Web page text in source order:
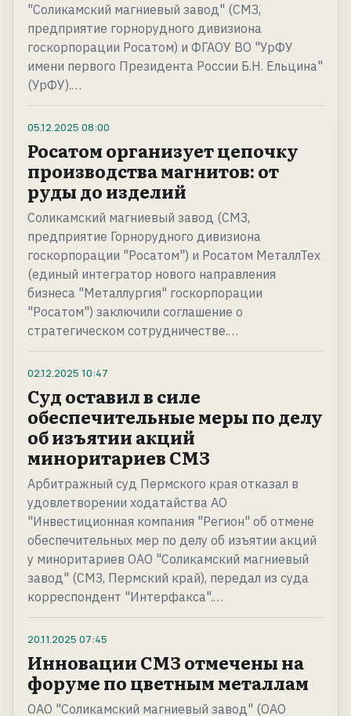
"Соликамский магниевый завод" (СМЗ,
предприятие горнорудного дивизиона
госкорпорации Росатом) и ФГАОУ ВО "УрФУ
имени первого Президента России Б.Н. Ельцина"
(УрФУ).…
05.12.2025 08:00
Росатом организует цепочку
производства магнитов: от
руды до изделий
Соликамский магниевый завод (СМЗ,
предприятие Горнорудного дивизиона
госкорпорации "Росатом") и Росатом МеталлТех
(единый интегратор нового направления
бизнеса "Металлургия" госкорпорации
"Росатом") заключили соглашение о
стратегическом сотрудничестве.…
02.12.2025 10:47
Суд оставил в силе
обеспечительные меры по делу
об изъятии акций
миноритариев СМЗ
Арбитражный суд Пермского края отказал в
удовлетворении ходатайства АО
"Инвестиционная компания "Регион" об отмене
обеспечительных мер по делу об изъятии акций
у миноритариев ОАО "Соликамский магниевый
завод" (СМЗ, Пермский край), передал из суда
корреспондент "Интерфакса".…
20.11.2025 07:45
Инновации СМЗ отмечены на
форуме по цветным металлам
ОАО "Соликамский магниевый завод" (ОАО